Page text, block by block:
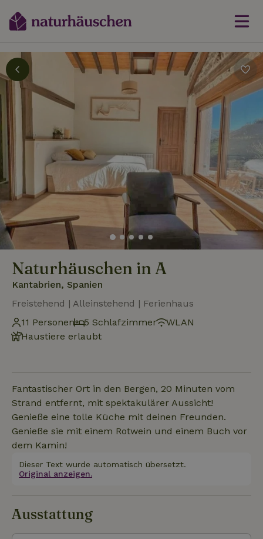
Naturhäuschen in A
Kantabrien, Spanien
Freistehend | Alleinstehend | Ferienhaus
11 Personen
5 Schlafzimmer
WLAN
Haustiere erlaubt
Fantastischer Ort in den Bergen, 20 Minuten vom
Strand entfernt, mit spektakulärer Aussicht!
Genieße eine tolle Küche mit deinen Freunden.
Genieße sie mit einem Rotwein und einem Buch vor
dem Kamin!
Dieser Text wurde automatisch übersetzt.
Original anzeigen.
Ausstattung